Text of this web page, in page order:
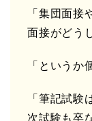
「集団面接
面接がどう
「というか
「筆記試験
次試験も卒